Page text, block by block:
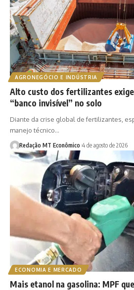
AGRONEGÓCIO E INDÚSTRIA
Alto custo dos fertilizantes
“banco invisível” no solo
Diante da crise global de fertilizantes,
manejo técnico…
Redação MT Econômico 4 de agosto de 2026
ECONOMIA E MERCADO
Mais etanol na gasolina: MPF